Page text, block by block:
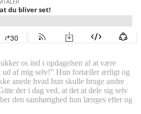
os ind i opdagelsen af at være
ud af mig selv!” Hun fortæller ærligt og
anede hvad hun skulle bruge andre
der i dag ved, at det at dele sig selv
den samhørighed hun længes efter og